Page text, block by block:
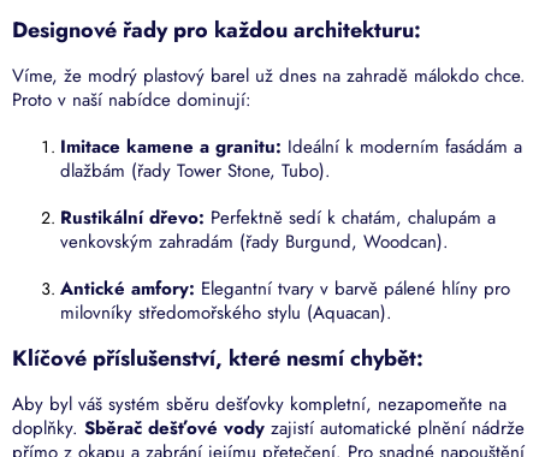
Designové řady pro každou architekturu:
Víme, že modrý plastový barel už dnes na zahradě málokdo chce.
Proto v naší nabídce dominují:
Imitace kamene a granitu: Ideální k moderním fasádám a
dlažbám (řady Tower Stone, Tubo).
Rustikální dřevo: Perfektně sedí k chatám, chalupám a
venkovským zahradám (řady Burgund, Woodcan).
Antické amfory: Elegantní tvary v barvě pálené hlíny pro
milovníky středomořského stylu (Aquacan).
Klíčové příslušenství, které nesmí chybět:
Aby byl váš systém sběru dešťovky kompletní, nezapomeňte na
doplňky. Sběrač dešťové vody zajistí automatické plnění nádrže